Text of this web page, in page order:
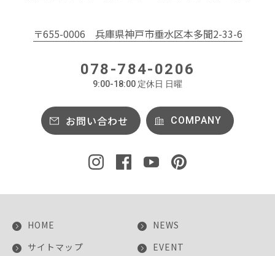
〒655-0006 兵庫県神戸市垂水区本多聞2-33-6
078-784-0206
9:00-18:00 定休日 日曜
お問い合わせ COMPANY
HOME
サイトマップ
NEWS
EVENT